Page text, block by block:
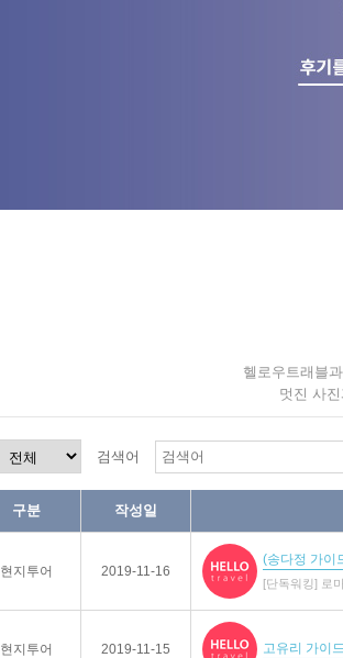
헬로우트래블
멋진 사
검색어
구분 작성일
현지투어 2019-11-16
(송다정 가이
[단독워킹] 로
현지투어 2019-11-15 고유리 가이